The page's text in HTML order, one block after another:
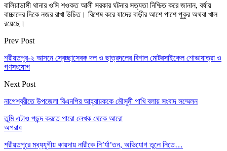
বালিয়াডাঙ্গী থানার ওসি শওকত আলী সরকার ঘটনার সত্যতা নিশ্চিত করে জানান, বর্ষায়
বাচ্চাদের দিকে নজর রাখা উচিত। বিশেষ করে যাদের বাড়ীর আশে পাশে পুকুর অথবা খাল
রয়েছে।
Prev Post
শরীয়তপুর-২ আসনে স্বেচ্ছাসেবক দল ও ছাত্রদলের বিশাল মোটরসাইকেল শোভাযাত্রা ও
গণসংযোগ
Next Post
নাগেশ্বরীতে উপজেলা বিএনপির আহ্বায়ককে মৌসুমী পাখি বলায় সংবাদ সম্মেলন
তুমি এটাও পছন্দ করতে পারো লেখক থেকে আরো
অপরাধ
শরীয়তপুরে মধ্যযুগীয় কায়দায় নারীকে নি’র্যা’তন, অভিযোগ তুলে নিতে…